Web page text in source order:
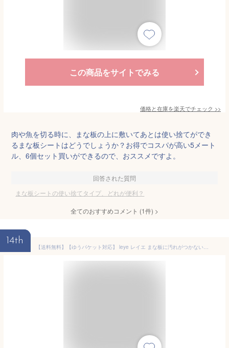
この商品をサイトでみる
価格と在庫を楽天でチェック >>
肉や魚を切る時に、まな板の上に敷いてあとは使い捨てができ
るまな板シートはどうでしょうか？お得でコスパが高い5メート
ル、6個セット買いができるので、おススメですよ。
回答された質問
まな板シートの使い捨てタイプ、どれが便利？
全てのおすすめコメント (1件) >
14th
【送料無料】【ゆうパケット対応】 leye レイエ まな板に汚れがつかないシート 50枚入 ◆ まな板シート 使い切り 汚れ ニオイ 色移り 雑菌 対策 ろう引き紙 ケース付き ワックスペーパー ワックスシート